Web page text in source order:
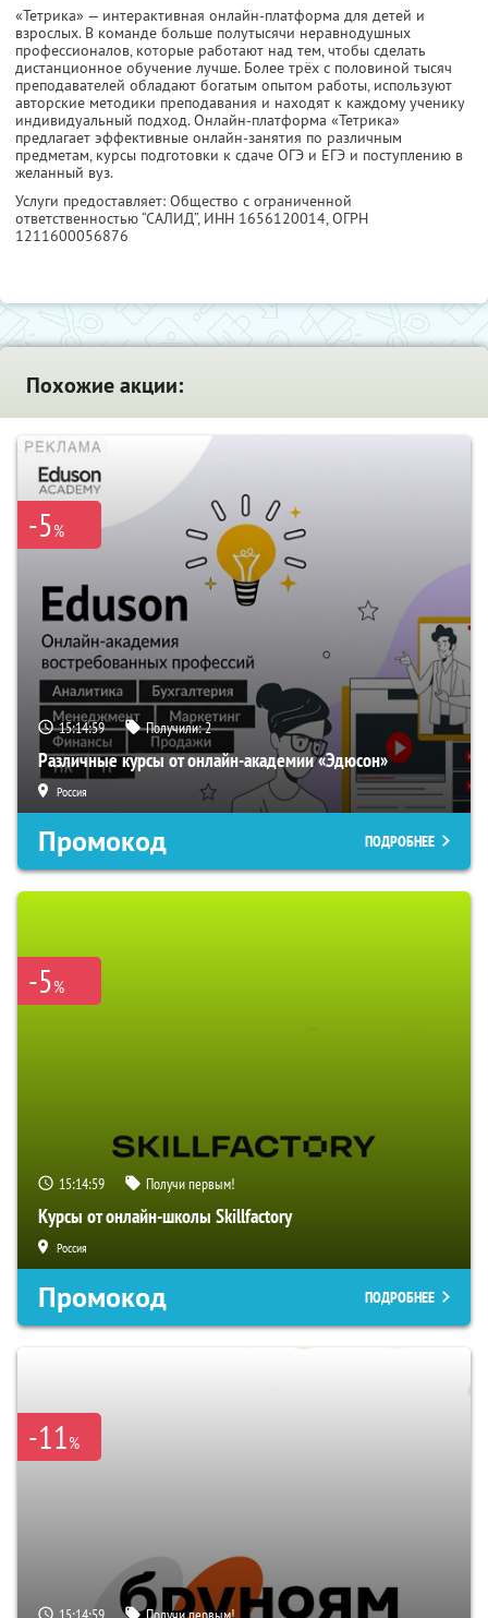
«Тетрика» — интерактивная онлайн-платформа для детей и
взрослых. В команде больше полутысячи неравнодушных
профессионалов, которые работают над тем, чтобы сделать
дистанционное обучение лучше. Более трёх с половиной тысяч
преподавателей обладают богатым опытом работы, используют
авторские методики преподавания и находят к каждому ученику
индивидуальный подход. Онлайн-платформа «Тетрика»
предлагает эффективные онлайн-занятия по различным
предметам, курсы подготовки к сдаче ОГЭ и ЕГЭ и поступлению в
желанный вуз.
Услуги предоставляет: Общество с ограниченной
ответственностью “САЛИД”, ИНН 1656120014, ОГРН
1211600056876
Похожие акции:
-5%
15:14:59 Получили:2
Различные курсы от онлайн-академии «Эдюсон»
Россия
Промокод ПОДРОБНЕЕ
-5%
15:14:59 Получи первым!
Курсы от онлайн-школы Skillfactory
Россия
Промокод ПОДРОБНЕЕ
-11%